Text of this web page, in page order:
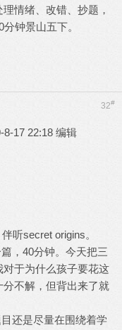
情绪、改错、抄题，
钟景山五下。
32#
8-17 22:18 编辑
听secret origins。
，40分钟。今天把三
于为什么孩子要花这
不解，但背出来了就
还是尽量在围绕着学